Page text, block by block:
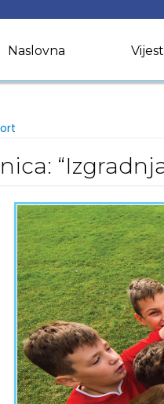
Naslovna